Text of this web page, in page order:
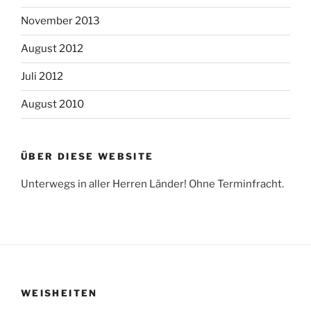
November 2013
August 2012
Juli 2012
August 2010
ÜBER DIESE WEBSITE
Unterwegs in aller Herren Länder! Ohne Terminfracht.
WEISHEITEN